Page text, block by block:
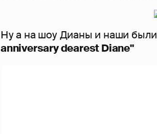
Ну а на шоу Дианы и наши были
anniversary dearest Diane"